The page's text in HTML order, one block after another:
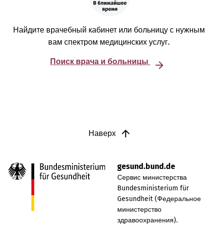
Найдите врачебный кабинет или больницу с нужным
вам спектром медицинских услуг.
Поиск врача и больницы
Наверх
gesund.bund.de
Сервис министерства
Bundesministerium für
Gesundheit (Федеральное
министерство
здравоохранения).